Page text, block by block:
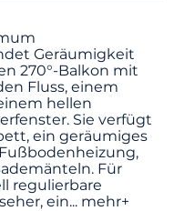
Geräumigkeit
270°-Balkon mit
Fluss, einem
hellen
Sie verfügt
ein geräumiges
Für
regulierbare
ein... mehr+